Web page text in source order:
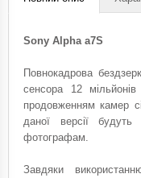
Sony Alpha a7S
Повнокадрова
сенсора 12
продовженням камер
даної версії
фотографам.
Завдяки